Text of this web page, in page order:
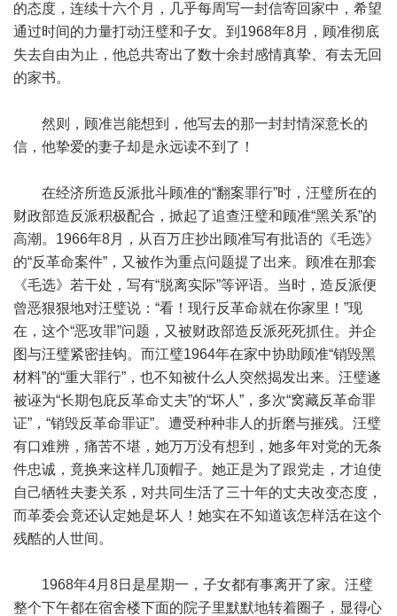
的态度，连续十六个月，几乎每周写一封信寄回家中，希望
通过时间的力量打动汪璧和子女。到1968年8月，顾准彻底
失去自由为止，他总共寄出了数十余封感情真挚、有去无回
的家书。
然则，顾准岂能想到，他写去的那一封封情深意长的
信，他挚爱的妻子却是永远读不到了！
在经济所造反派批斗顾准的“翻案罪行”时，汪璧所在的
财政部造反派积极配合，掀起了追查汪璧和顾准“黑关系”的
高潮。1966年8月，从百万庄抄出顾准写有批语的《毛选》
的“反革命案件”，又被作为重点问题提了出来。顾准在那套
《毛选》若干处，写有“脱离实际”等评语。当时，造反派便
曾恶狠狠地对汪璧说：“看！现行反革命就在你家里！”现
在，这个“恶攻罪”问题，又被财政部造反派死死抓住。并企
图与汪璧紧密挂钩。而江璧1964年在家中协助顾准“销毁黑
材料”的“重大罪行”，也不知被什么人突然揭发出来。汪璧遂
被诬为“长期包庇反革命丈夫”的“坏人”，多次“窝藏反革命罪
证”，“销毁反革命罪证”。遭受种种非人的折磨与摧残。汪璧
有口难辨，痛苦不堪，她万万没有想到，她多年对党的无条
件忠诚，竟换来这样几顶帽子。她正是为了跟党走，才迫使
自己牺牲夫妻关系，对共同生活了三十年的丈夫改变态度，
而革委会竟还认定她是坏人！她实在不知道该怎样活在这个
残酷的人世间。
1968年4月8日是星期一，子女都有事离开了家。汪璧
整个下午都在宿舍楼下面的院子里默默地转着圈子，显得心